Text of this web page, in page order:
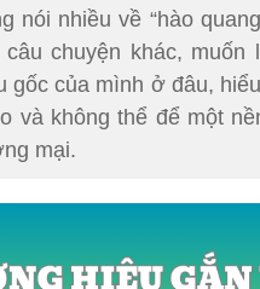
nói nhiều về “hào
câu chuyện khác,
gốc của mình ở đâu,
và không thể để một
mại.